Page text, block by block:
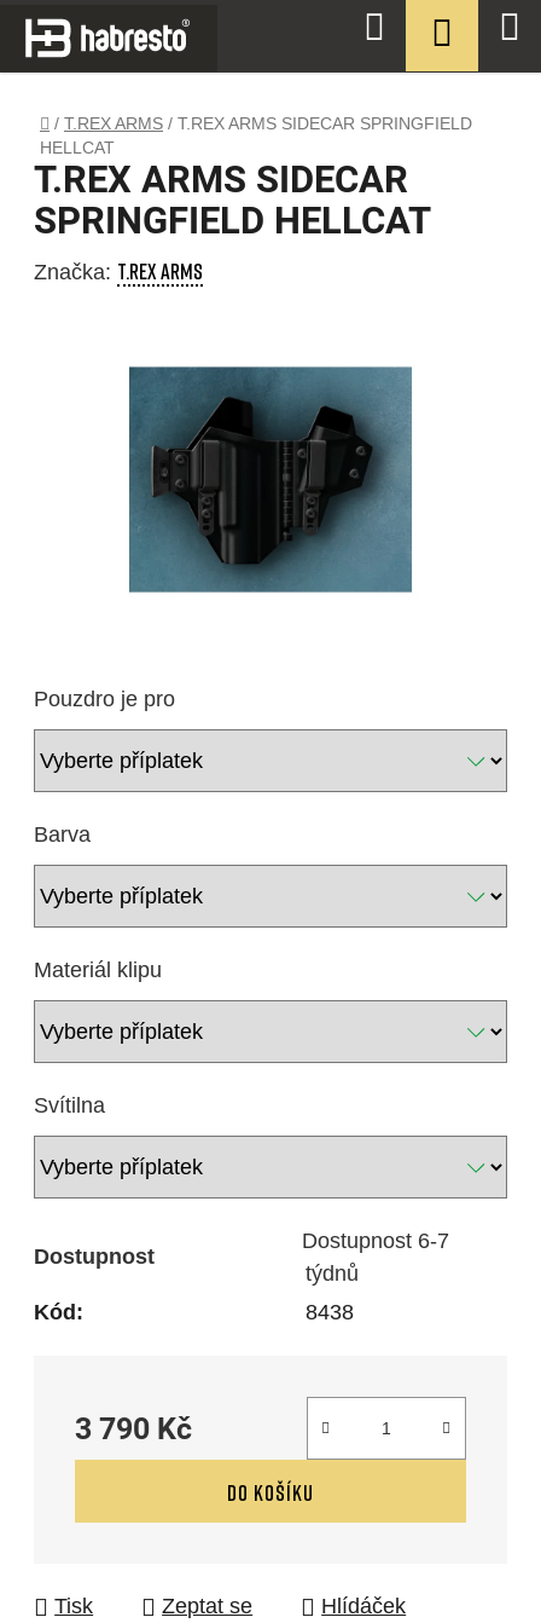
Přejít
obsah
Domů
/ T.REX ARMS / T.REX ARMS SIDECAR SPRINGFIELD
HELLCAT
Pouzdro je pro
Barva
Materiál klipu
Svítilna
Dostupnost
Dostupnost 6-7
týdnů
Kód:
8438
3 790 Kč
Měrná cena:
DO KOŠÍKU
Tisk Zeptat se
Hlídáček
T.REX ARMS SIDECAR
SPRINGFIELD HELLCAT
Značka: T.REX ARMS